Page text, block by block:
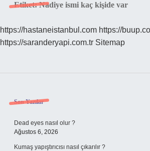
Hakkımızda
Etiket:Nadiye ismi kaç kişide var
https://hastaneistanbul.com https://
https://saranderyapi.com.tr Sitemap
Sidebar
Son Yazılar
Dead eyes nasıl olur ?
Ağustos 6, 2026
Kumaş yapıştırıcısı nasıl çıkarılır ?